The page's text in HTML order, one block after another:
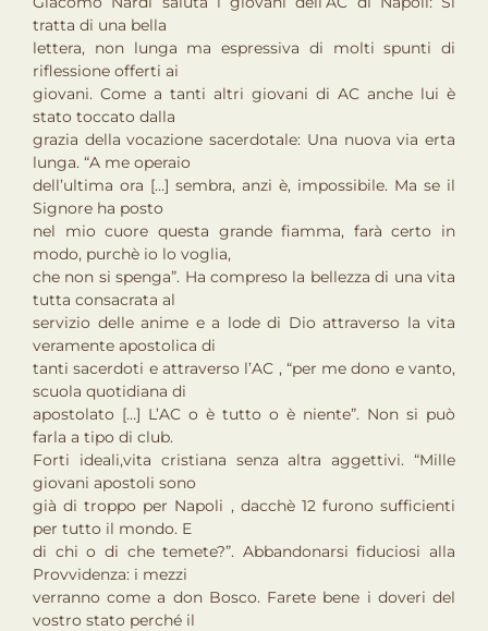
tratta di una bella
lettera, non lunga ma espressiva di molti spunti di
riflessione offerti ai
giovani. Come a tanti altri giovani di AC anche lui è
stato toccato dalla
grazia della vocazione sacerdotale: Una nuova via erta
lunga. “A me operaio
dell’ultima ora […] sembra, anzi è, impossibile. Ma se il
Signore ha posto
nel mio cuore questa grande fiamma, farà certo in
modo, purchè io lo voglia,
che non si spenga”. Ha compreso la bellezza di una vita
tutta consacrata al
servizio delle anime e a lode di Dio attraverso la vita
veramente apostolica di
tanti sacerdoti e attraverso l’AC , “per me dono e vanto,
scuola quotidiana di
apostolato […] L’AC o è tutto o è niente”. Non si può
farla a tipo di club.
Forti ideali,vita cristiana senza altra aggettivi. “Mille
giovani apostoli sono
già di troppo per Napoli , dacchè 12 furono sufficienti
per tutto il mondo. E
di chi o di che temete?”. Abbandonarsi fiduciosi alla
Provvidenza: i mezzi
verranno come a don Bosco. Farete bene i doveri del
vostro stato perché il